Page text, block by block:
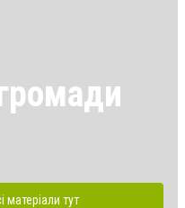
матеріали тут